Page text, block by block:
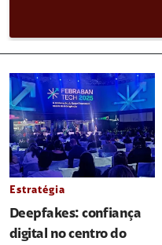
Estratégia
Deepfakes: confiança
digital no centro do